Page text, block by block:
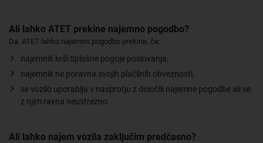
Ali lahko ATET prekine najemno pogodbo?
Da. ATET lahko najemno pogodbo prekine, če:
najemnik krši Splošne pogoje poslovanja,
najemnik ne poravna svojih plačilnih obveznosti,
se vozilo uporablja v nasprotju z določili najemne pogodbe ali se
z njim ravna neustrezno.
Ali lahko najem vozila zaključim predčasno?